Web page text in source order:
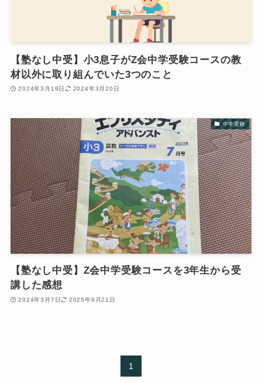
【塾なし中受】小3息子がZ会中学受験コースの教
材以外に取り組んでいた3つのこと
2024年3月19日 2024年3月20日
中学受験
【塾なし中受】Z会中学受験コースを3年生から受
講した感想
2024年3月7日 2025年9月21日
1